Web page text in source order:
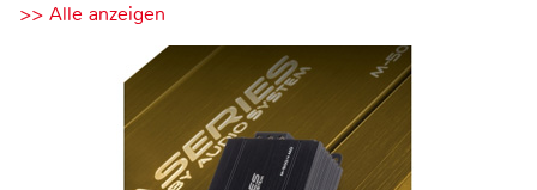
>> Alle anzeigen